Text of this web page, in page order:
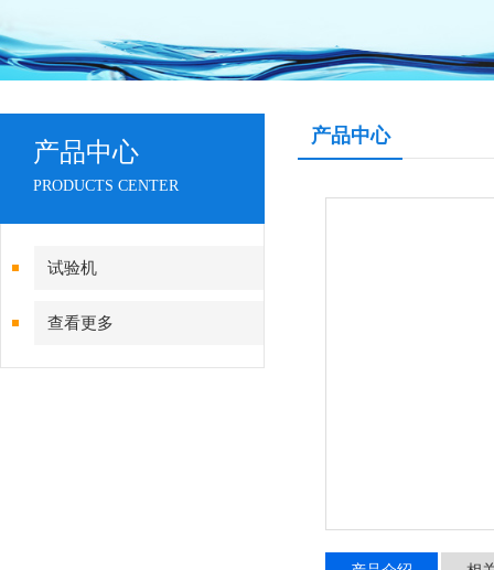
产品中心
PRODUCTS CENTER
试验机
查看更多
产品中心